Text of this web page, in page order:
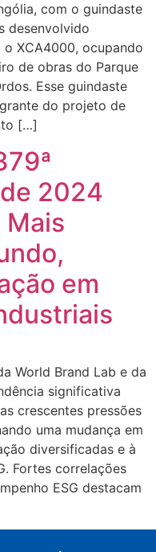
com o guindaste
desenvolvido
o XCA4000, ocupando
de obras do Parque
Esse guindaste
do projeto de
[…]
2024
em
World Brand Lab e da
significativa
crescentes pressões
uma mudança em
diversificadas e à
Fortes correlações
ESG destacam